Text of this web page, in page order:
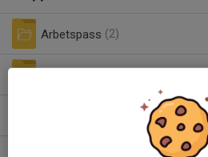
Arbetspass (2)
instruktioner kortläsare.pdf